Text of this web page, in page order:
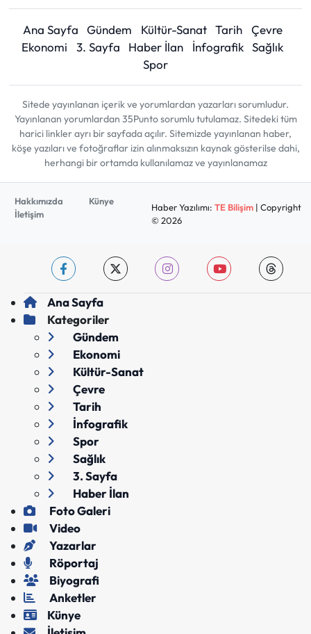
Ana Sayfa Gündem Kültür-Sanat Tarih
Çevre
Ekonomi
3. Sayfa Haber İlan İnfografik Sağlık
Spor
Sitede yayınlanan içerik ve yorumlardan yazarları sorumludur.
Yayınlanan yorumlardan 35Punto sorumlu tutulamaz. Sitedeki tüm
harici linkler ayrı bir sayfada açılır. Sitemizde yayınlanan haber,
köşe yazıları ve fotoğraflar izin alınmaksızın kaynak gösterilse dahi,
herhangi bir ortamda kullanılamaz ve yayınlanamaz
Hakkımızda
Künye
İletişim
Haber Yazılımı: TE Bilişim| Copyright
© 2026
Ana Sayfa
Kategoriler
Gündem
Ekonomi
Kültür-Sanat
Çevre
Tarih
İnfografik
Spor
Sağlık
3. Sayfa
Haber İlan
Foto Galeri
Video
Yazarlar
Röportaj
Biyografi
Anketler
Künye